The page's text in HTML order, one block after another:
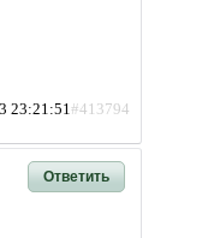
23:21:51#413794
Ответить